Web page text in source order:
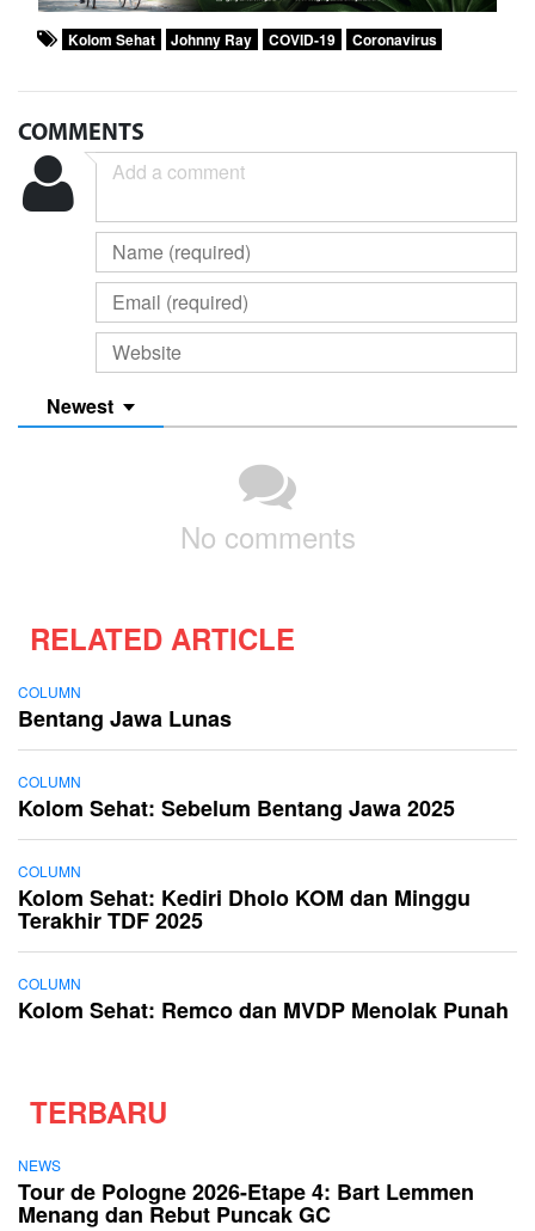
Kolom Sehat Johnny Ray COVID-19 Coronavirus
COMMENTS
Newest
No comments
RELATED ARTICLE
COLUMN
Bentang Jawa Lunas
COLUMN
Kolom Sehat: Sebelum Bentang Jawa 2025
COLUMN
Kolom Sehat: Kediri Dholo KOM dan Minggu
Terakhir TDF 2025
COLUMN
Kolom Sehat: Remco dan MVDP Menolak Punah
TERBARU
NEWS
Tour de Pologne 2026-Etape 4: Bart Lemmen
Menang dan Rebut Puncak GC